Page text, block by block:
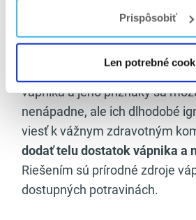
Prispôsobiť
Len potrebné
najlepšie
vaše zdravie
Nepodceňujte signály svojho
vápnika a jeho príznaky sa
nenápadne, ale ich dlhodobé
viesť k vážnym zdravotným
dodať telu dostatok vápnika a
Riešením sú prírodné zdroje
dostupných potravinách.